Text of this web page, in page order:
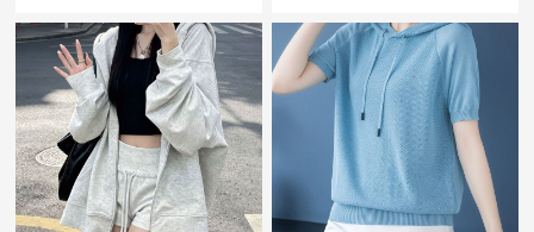
型カバー フード付き 春秋冬羽織
り
映え 小柄さん◎